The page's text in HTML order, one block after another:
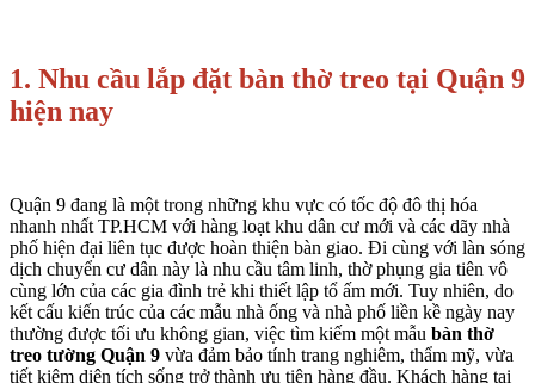
1. Nhu cầu lắp đặt bàn thờ treo tại Quận 9
hiện nay
Quận 9 đang là một trong những khu vực có tốc độ đô thị hóa
nhanh nhất TP.HCM với hàng loạt khu dân cư mới và các dãy nhà
phố hiện đại liên tục được hoàn thiện bàn giao. Đi cùng với làn sóng
dịch chuyển cư dân này là nhu cầu tâm linh, thờ phụng gia tiên vô
cùng lớn của các gia đình trẻ khi thiết lập tổ ấm mới. Tuy nhiên, do
kết cấu kiến trúc của các mẫu nhà ống và nhà phố liền kề ngày nay
thường được tối ưu không gian, việc tìm kiếm một mẫu bàn thờ
treo tường Quận 9 vừa đảm bảo tính trang nghiêm, thẩm mỹ, vừa
tiết kiệm diện tích sống trở thành ưu tiên hàng đầu. Khách hàng tại